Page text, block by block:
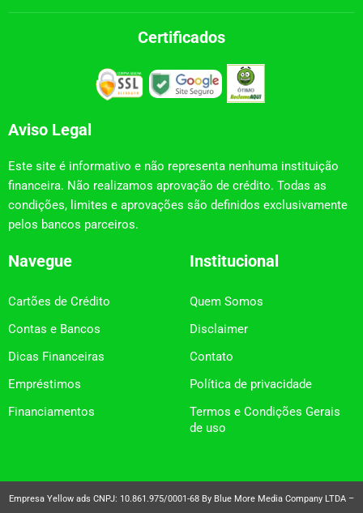
Certificados
Aviso Legal
Este site é informativo e não representa nenhuma instituição
financeira. Não realizamos aprovação de crédito. Todas as
condições, limites e aprovações são definidos exclusivamente
pelos bancos parceiros.
Navegue
Cartões de Crédito
Contas e Bancos
Dicas Financeiras
Empréstimos
Financiamentos
Institucional
Quem Somos
Disclaimer
Contato
Política de privacidade
Termos e Condições Gerais
de uso
Empresa Yellow ads CNPJ: 10.861.975/0001-68 By Blue More Media Company LTDA –